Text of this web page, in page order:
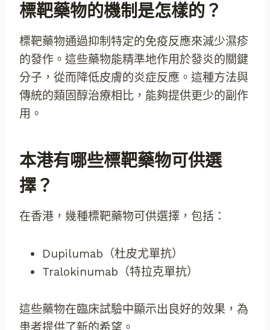
標靶藥物的機制是怎樣的？
標靶藥物通過抑制特定的免疫反應來減少濕疹
的發作。這些藥物能精準地作用於發炎的關鍵
分子，從而降低皮膚的炎症反應。這種方法與
傳統的類固醇治療相比，能夠提供更少的副作
用。
本港有哪些標靶藥物可供選
擇？
在香港，幾種標靶藥物可供選擇，包括：
Dupilumab（杜皮尤單抗）
Tralokinumab（特拉克單抗）
這些藥物在臨床試驗中顯示出良好的效果，為
患者提供了新的希望。